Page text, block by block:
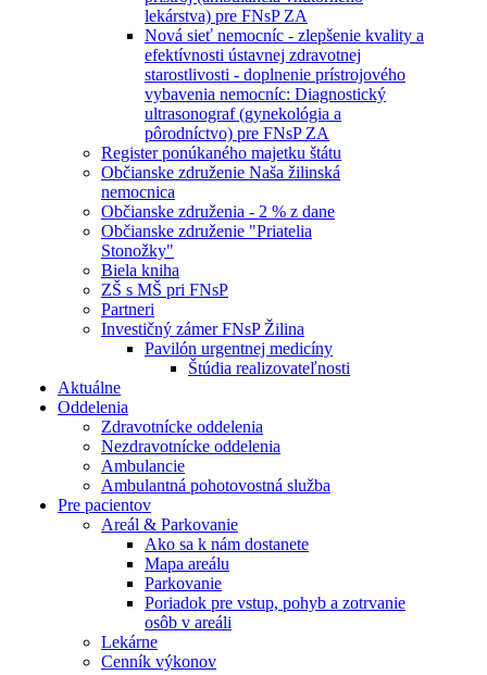
lekárstva) pre FNsP ZA
Nová sieť nemocníc - zlepšenie kvality a
efektívnosti ústavnej zdravotnej
starostlivosti - doplnenie prístrojového
vybavenia nemocníc: Diagnostický
ultrasonograf (gynekológia a
pôrodníctvo) pre FNsP ZA
Register ponúkaného majetku štátu
Občianske združenie Naša žilinská
nemocnica
Občianske združenia - 2 % z dane
Občianske združenie "Priatelia
Stonožky"
Biela kniha
ZŠ s MŠ pri FNsP
Partneri
Investičný zámer FNsP Žilina
Pavilón urgentnej medicíny
Štúdia realizovateľnosti
Aktuálne
Oddelenia
Zdravotnícke oddelenia
Nezdravotnícke oddelenia
Ambulancie
Ambulantná pohotovostná služba
Pre pacientov
Areál & Parkovanie
Ako sa k nám dostanete
Mapa areálu
Parkovanie
Poriadok pre vstup, pohyb a zotrvanie
osôb v areáli
Lekárne
Cenník výkonov